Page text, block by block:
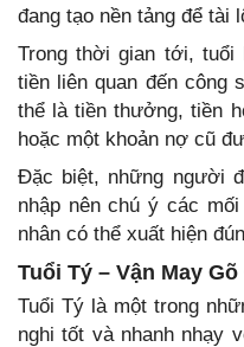
đang tạo nền tảng để tài
Trong thời gian tới, tuổi
tiền liên quan đến
thể là tiền thưởng, tiền
hoặc một khoản nợ cũ
Đặc biệt, những người
nhập nên chú ý các
nhân có thể xuất hiện
Tuổi Tý – Vận May
Tuổi Tý là một trong
nghi tốt và nhanh nhạy